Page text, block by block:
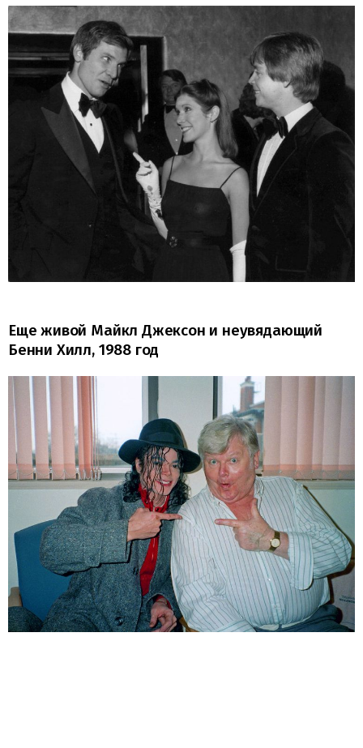
Еще живой Майкл Джексон и неувядающий
Бенни Хилл, 1988 год